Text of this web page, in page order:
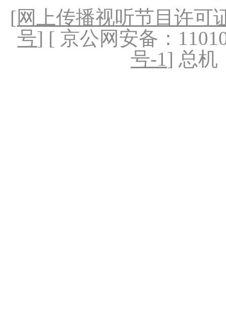
[网上传播视听节目许可
号] [ 京公网安备：
号-1] 总机